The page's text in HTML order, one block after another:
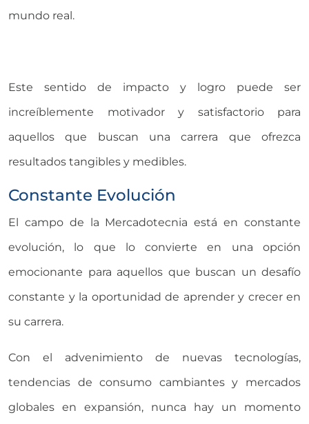
mundo real.
Este sentido de impacto y logro puede ser
increíblemente motivador y satisfactorio para
aquellos que buscan una carrera que ofrezca
resultados tangibles y medibles.
Constante Evolución
El campo de la Mercadotecnia está en constante
evolución, lo que lo convierte en una opción
emocionante para aquellos que buscan un desafío
constante y la oportunidad de aprender y crecer en
su carrera.
Con el advenimiento de nuevas tecnologías,
tendencias de consumo cambiantes y mercados
globales en expansión, nunca hay un momento